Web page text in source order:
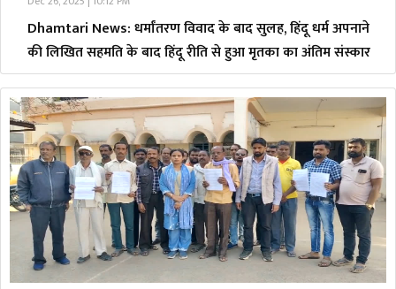
Dhamtari News: धर्मांतरण विवाद के बाद सुलह, हिंदू धर्म अपनाने
की लिखित सहमति के बाद हिंदू रीति से हुआ मृतका का अंतिम संस्कार